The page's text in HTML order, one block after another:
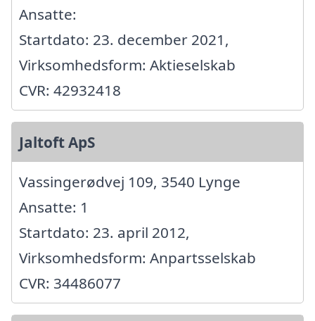
Ansatte:
Startdato: 23. december 2021,
Virksomhedsform: Aktieselskab
CVR: 42932418
Jaltoft ApS
Vassingerødvej 109, 3540 Lynge
Ansatte: 1
Startdato: 23. april 2012,
Virksomhedsform: Anpartsselskab
CVR: 34486077